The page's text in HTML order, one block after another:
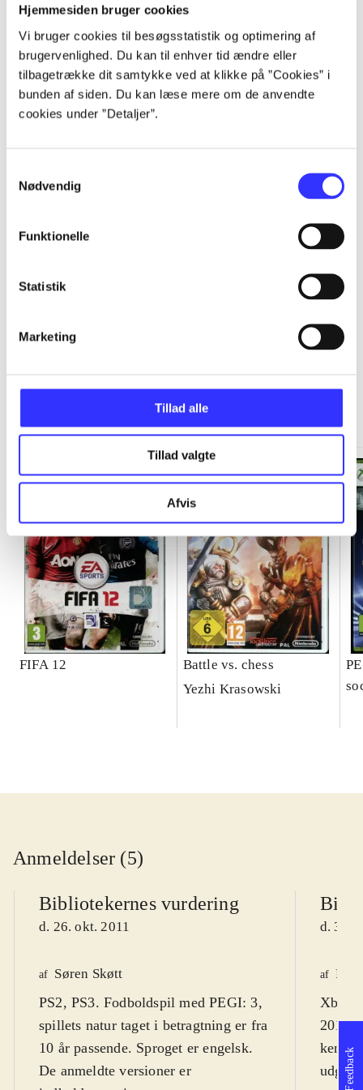
Hjemmesiden bruger cookies
Vi bruger cookies til besøgsstatistik og optimering af
brugervenlighed. Du kan til enhver tid ændre eller
tilbagetrække dit samtykke ved at klikke på ”Cookies” i
bunden af siden. Du kan læse mere om de anvendte
cookies under ”Detaljer”.
Nødvendig
Funktionelle
Statistik
Marketing
Tillad alle
Tillad valgte
Afvis
Artikler
Alle registrerede artikler fordelt på udgivelser
...
...
...
...
FIFA 12
Battle vs. chess
Yezhi Krasowski
Anmeldelser (5)
Bibliotekernes vurdering
d. 26. okt. 2011
af Søren Skøtt
PS2, PS3. Fodboldspil med PEGI: 3,
spillets natur taget i betragtning er fra
10 år passende. Sproget er engelsk.
De anmeldte versioner er
d. 31.
af
Xbox
2012
Feedback